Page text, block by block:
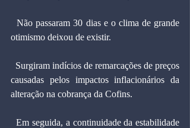
  Não passaram 30 dias e o clima de grande
otimismo deixou de existir.
causadas pelos impactos inflacionários da
alteração na cobrança da Cofins.
  Em seguida, a continuidade da estabilidade